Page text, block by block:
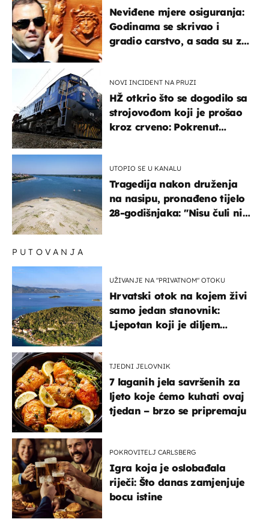
Neviđene mjere osiguranja:
Godinama se skrivao i
gradio carstvo, a sada su za
NOVI INCIDENT NA PRUZI
HŽ otkrio što se dogodilo sa
strojovođom koji je prošao
kroz crveno: Pokrenut
UTOPIO SE U KANALU
Tragedija nakon druženja
na nasipu, pronađeno tijelo
28-godišnjaka: "Nisu čuli ni
PUTOVANJA
UŽIVANJE NA "PRIVATNOM" OTOKU
Hrvatski otok na kojem živi
samo jedan stanovnik:
Ljepotan koji je diljem
TJEDNI JELOVNIK
7 laganih jela savršenih za
ljeto koje ćemo kuhati ovaj
tjedan – brzo se pripremaju
POKROVITELJ CARLSBERG
Igra koja je oslobađala
riječi: Što danas zamjenjuje
bocu istine